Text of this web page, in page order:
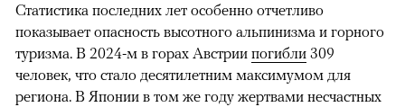
Статистика последних лет особенно отчетливо
показывает опасность высотного альпинизма и горного
туризма. В 2024-м в горах Австрии погибли 309
человек, что стало десятилетним максимумом для
региона. В Японии в том же году жертвами несчастных